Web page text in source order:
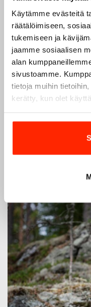
Käytämme evästeitä
räätälöimiseen,
tukemiseen ja
jaamme sosiaalisen
alan
sivustoamme.
tietoja muihin
kerätty, kun olet
Origopro –
1975
Origoproon
ulkoiluvaatetukseen
vuodesta 1975.
jotka on kehitetty
puolustusvoimien ja
innovoimaan entistä